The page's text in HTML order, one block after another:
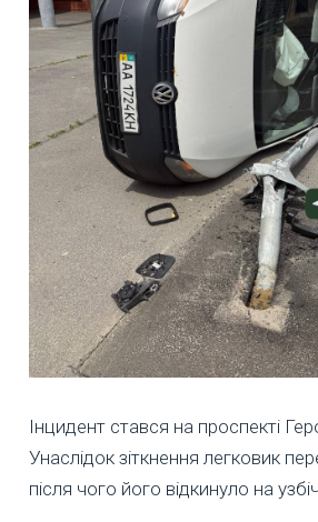
Інцидент стався на проспекті
Унаслідок зіткнення легковик
після чого його відкинуло на